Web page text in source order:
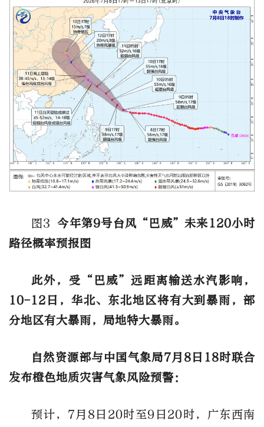
图3 今年第9号台风“巴威”未来120小时
路径概率预报图
此外，受“巴威”远距离输送水汽影响，
10-12日，华北、东北地区将有大到暴雨，部
分地区有大暴雨，局地特大暴雨。
自然资源部与中国气象局7月8日18时联合
发布橙色地质灾害气象风险预警：
预计，7月8日20时至9日20时，广东西南